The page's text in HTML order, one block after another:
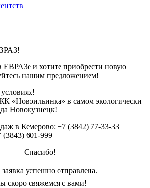
ЕВРАЗе и хотите приобрести новую
нашим предложением!
«Новоильинка» в самом экологически
Новокузнецк!
в Кемерово: +7 (3842) 77-33-33
(3843) 601-999
Спасибо!
успешно отправлена.
скоро свяжемся с вами!